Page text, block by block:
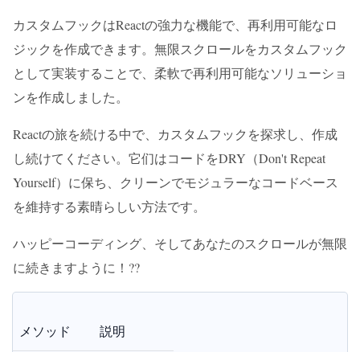
カスタムフックはReactの強力な機能で、再利用可能なロ
ジックを作成できます。無限スクロールをカスタムフック
として実装することで、柔軟で再利用可能なソリューショ
ンを作成しました。
Reactの旅を続ける中で、カスタムフックを探求し、作成
し続けてください。它们はコードをDRY（Don't Repeat
Yourself）に保ち、クリーンでモジュラーなコードベース
を維持する素晴らしい方法です。
ハッピーコーディング、そしてあなたのスクロールが無限
に続きますように！??
メソッド 説明